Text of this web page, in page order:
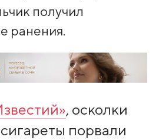
получил
ранения.
, осколки
порвали